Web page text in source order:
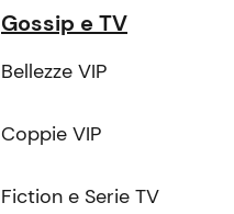
Gossip e TV
Bellezze VIP
Coppie VIP
Fiction e Serie TV